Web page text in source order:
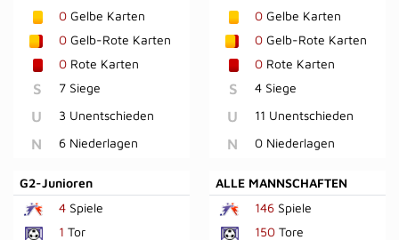
0 Gelbe Karten
0 Gelb-Rote Karten
0 Rote Karten
S 7 Siege
U 3 Unentschieden
N 6 Niederlagen
0Gelbe Karten
0Gelb-Rote Karten
0Rote Karten
S 4 Siege
U 11 Unentschieden
N 0 Niederlagen
G2-Junioren
4 Spiele
1 Tor
ALLE MANNSCHAFTEN
146Spiele
150Tore